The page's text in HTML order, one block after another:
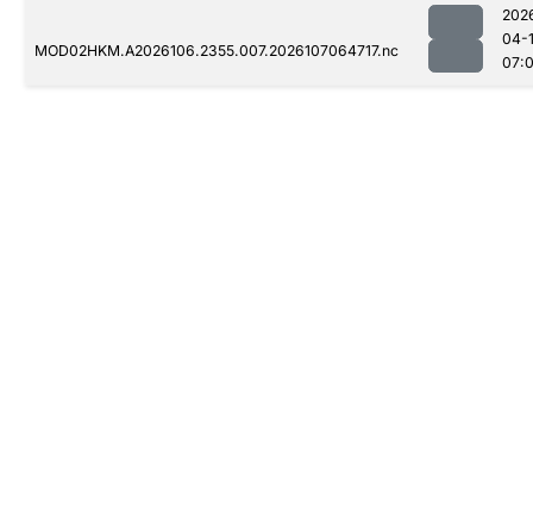
MOD02HKM.A2026106.2355.007.2026107064717.nc
04-